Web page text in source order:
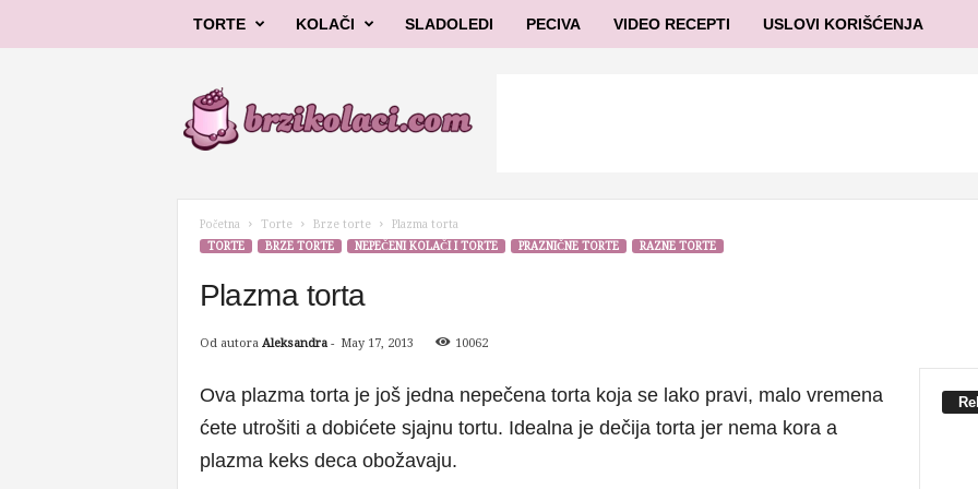
TORTE KOLAČI SLADOLEDI PECIVA VIDEO RECEPTI USLOVI KORIŠĆENJA
l
Početna Torte Brze torte
Plazma torta
TORTE
BRZE TORTE NEPEČENI KOLAČI I TORTE PRAZNIČNE TORTE RAZNE TORTE
Plazma torta
Od autora Aleksandra- May 17, 2013 10062
Ova plazma torta je još jedna nepečena torta koja se lako pravi, malo vremena
ćete utrošiti a dobićete sjajnu tortu. Idealna je dečija torta jer nema kora a
plazma keks deca obožavaju.